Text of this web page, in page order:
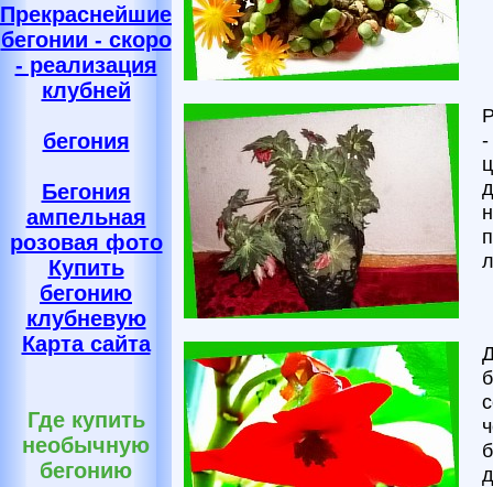
Прекраснейшие
бегонии - скоро
- реализация
клубней
бегония
Бегония
ампельная
розовая фото
Купить
бегонию
клубневую
Карта сайта
Где купить
необычную
бегонию
-